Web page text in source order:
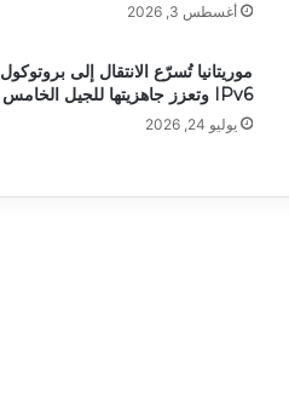
أغسطس 3, 2026
موريتانيا تُسرّع الانتقال إلى بروتوكول
IPv6 وتعزز جاهزيتها للجيل الخامس
يوليو 24, 2026